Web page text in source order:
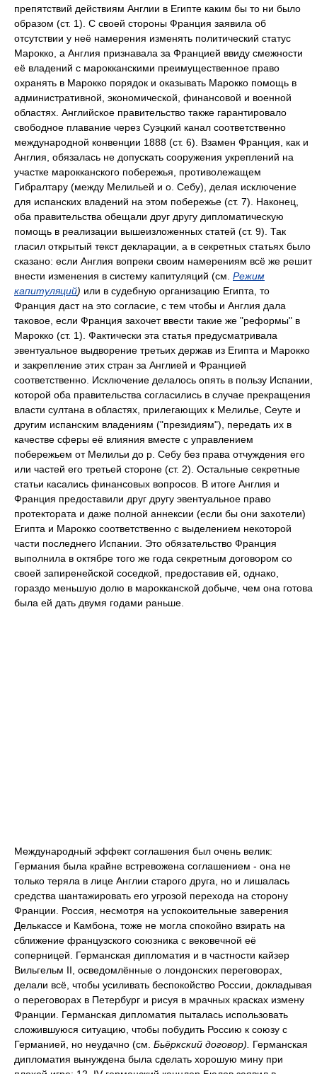
препятствий действиям Англии в Египте каким бы то ни было
образом (ст. 1). С своей стороны Франция заявила об
отсутствии у неё намерения изменять политический статус
Марокко, а Англия признавала за Францией ввиду смежности
её владений с марокканскими преимущественное право
охранять в Марокко порядок и оказывать Марокко помощь в
административной, экономической, финансовой и военной
областях. Английское правительство также гарантировало
свободное плавание через Суэцкий канал соответственно
международной конвенции 1888 (ст. 6). Взамен Франция, как и
Англия, обязалась не допускать сооружения укреплений на
участке марокканского побережья, противолежащем
Гибралтару (между Мелильей и о. Себу), делая исключение
для испанских владений на этом побережье (ст. 7). Наконец,
оба правительства обещали друг другу дипломатическую
помощь в реализации вышеизложенных статей (ст. 9). Так
гласил открытый текст декларации, а в секретных статьях было
сказано: если Англия вопреки своим намерениям всё же решит
внести изменения в систему капитуляций (см. Режим
капитуляций) или в судебную организацию Египта, то
Франция даст на это согласие, с тем чтобы и Англия дала
таковое, если Франция захочет ввести такие же "реформы" в
Марокко (ст. 1). Фактически эта статья предусматривала
эвентуальное выдворение третьих держав из Египта и Марокко
и закрепление этих стран за Англией и Францией
соответственно. Исключение делалось опять в пользу Испании,
которой оба правительства согласились в случае прекращения
власти султана в областях, прилегающих к Мелилье, Сеуте и
другим испанским владениям ("президиям"), передать их в
качестве сферы её влияния вместе с управлением
побережьем от Мелильи до р. Себу без права отчуждения его
или частей его третьей стороне (ст. 2). Остальные секретные
статьи касались финансовых вопросов. В итоге Англия и
Франция предоставили друг другу эвентуальное право
протектората и даже полной аннексии (если бы они захотели)
Египта и Марокко соответственно с выделением некоторой
части последнего Испании. Это обязательство Франция
выполнила в октябре того же года секретным договором со
своей запиренейской соседкой, предоставив ей, однако,
гораздо меньшую долю в марокканской добыче, чем она готова
была ей дать двумя годами раньше.
Международный эффект соглашения был очень велик:
Германия была крайне встревожена соглашением - она не
только теряла в лице Англии старого друга, но и лишалась
средства шантажировать его угрозой перехода на сторону
Франции. Россия, несмотря на успокоительные заверения
Делькассе и Камбона, тоже не могла спокойно взирать на
сближение французского союзника с вековечной её
соперницей. Германская дипломатия и в частности кайзер
Вильгельм II, осведомлённые о лондонских переговорах,
делали всё, чтобы усиливать беспокойство России, докладывая
о переговорах в Петербург и рисуя в мрачных красках измену
Франции. Германская дипломатия пыталась использовать
сложившуюся ситуацию, чтобы побудить Россию к союзу с
Германией, но неудачно (см. Бьёркский договор). Германская
дипломатия вынуждена была сделать хорошую мину при